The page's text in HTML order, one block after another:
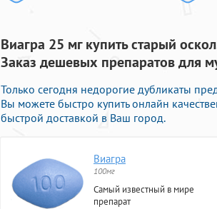
Виагра 25 мг купить старый
Заказ дешевых препаратов для
Только сегодня недорогие дубликаты
Вы можете быстро купить онлайн
быстрой доставкой в Ваш город.
Виагра
100мг
Самый известный в мире
препарат